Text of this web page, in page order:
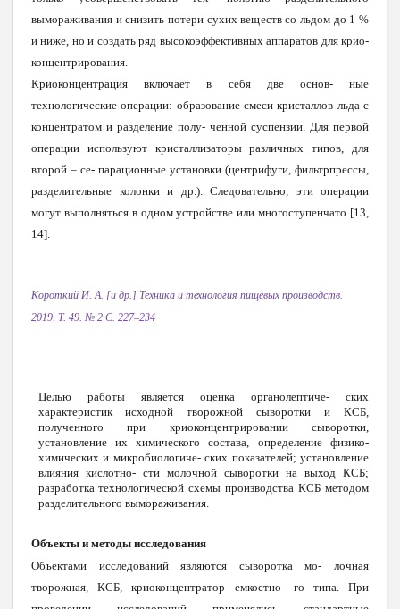
вымораживания и снизить потери сухих веществ со льдом до 1 %
и ниже, но и создать ряд высокоэффективных аппаратов для крио-
концентрирования.
Криоконцентрация включает в себя две основ- ные
технологические операции: образование смеси кристаллов льда с
концентратом и разделение полу- ченной суспензии. Для первой
операции используют кристаллизаторы различных типов, для
второй – се- парационные установки (центрифуги, фильтрпрессы,
разделительные колонки и др.). Следовательно, эти операции
могут выполняться в одном устройстве или многоступенчато [13,
14].
Короткий И. А. [и др.] Техника и технология пищевых производств.
2019. Т. 49. № 2 С. 227–234
Целью работы является оценка органолептиче- ских
характеристик исходной творожной сыворотки и КСБ,
полученного при криоконцентрировании сыворотки,
установление их химического состава, определение физико-
химических и микробиологиче-ских показателей; установление
влияния кислотно- сти молочной сыворотки на выход КСБ;
разработка технологической схемы производства КСБ методом
разделительного вымораживания.
Объекты и методы исследования
Объектами исследований являются сыворотка мо- лочная
творожная, КСБ, криоконцентратор емкостно- го типа. При